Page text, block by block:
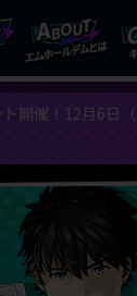
ト開催！12月6日